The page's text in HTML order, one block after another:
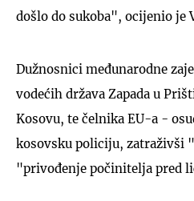
došlo do sukoba", ocijenio je
Dužnosnici međunarodne
vodećih država Zapada u
Kosovu, te čelnika EU-a -
kosovsku policiju, zatraživši
"privođenje počinitelja pred